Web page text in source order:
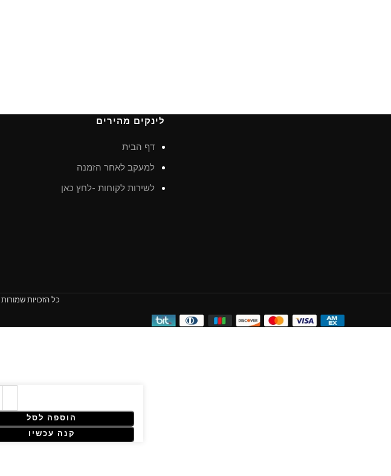
לינקים מהירים
דף הבית
למעקב לאחר הזמנה
לשירות לקוחות -לחץ כאן
כל הזכויות שמורות
הוספה לסל
קנה עכשיו